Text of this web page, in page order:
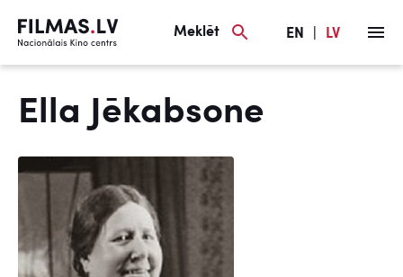
Meklēt EN LV
Ella Jēkabsone